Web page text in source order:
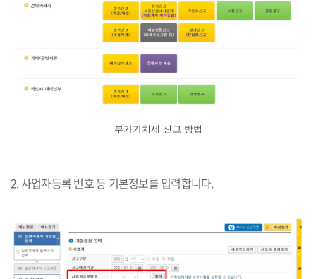
부가가치세 신고 방법
2. 사업자등록 번호 등 기본정보를 입력합니다.